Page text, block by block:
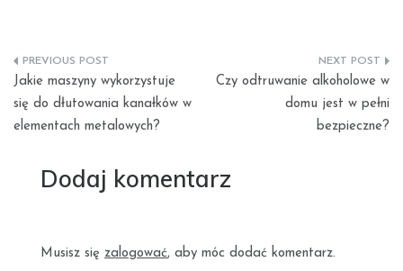
Nawigacja
wpisu
Jakie maszyny wykorzystuje
się do dłutowania kanałków w
elementach metalowych?
Czy odtruwanie alkoholowe w
domu jest w pełni
bezpieczne?
Dodaj komentarz
Musisz się zalogować, aby móc dodać komentarz.